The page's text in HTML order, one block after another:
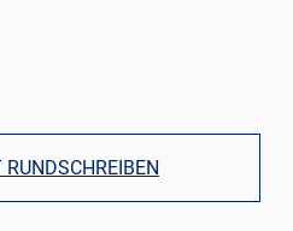
RUNDSCHREIBEN